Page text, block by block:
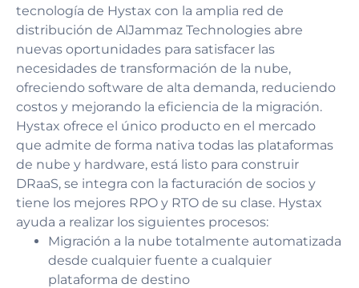
tecnología de Hystax con la amplia red de
distribución de AlJammaz Technologies abre
nuevas oportunidades para satisfacer las
necesidades de transformación de la nube,
ofreciendo software de alta demanda, reduciendo
costos y mejorando la eficiencia de la migración.
Hystax ofrece el único producto en el mercado
que admite de forma nativa todas las plataformas
de nube y hardware, está listo para construir
DRaaS, se integra con la facturación de socios y
tiene los mejores RPO y RTO de su clase. Hystax
ayuda a realizar los siguientes procesos:
Migración a la nube totalmente automatizada
desde cualquier fuente a cualquier
plataforma de destino